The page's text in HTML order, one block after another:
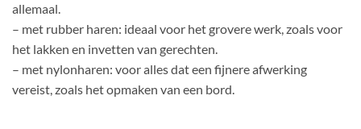
allemaal.
– met rubber haren: ideaal voor het grovere werk, zoals voor
het lakken en invetten van gerechten.
– met nylonharen: voor alles dat een fijnere afwerking
vereist, zoals het opmaken van een bord.